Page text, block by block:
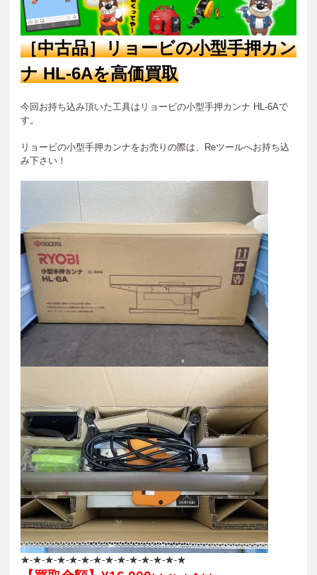
［中古品］リョービの小型手押カン
ナ HL-6Aを高価買取
今回お持ち込み頂いた工具はリョービの小型手押カンナ HL-6Aで
す。
リョービの小型手押カンナをお売りの際は、Reツールへお持ち込
み下さい！
★-★-★-★-★-★-★-★-★-★-★-★-★-★